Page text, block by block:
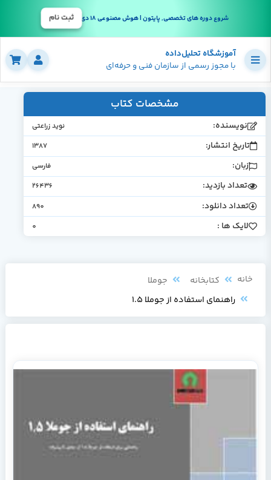
شروع دوره های تخصصی, پایتون | هوش مصنوعی 18 دی ثبت نام
آموزشگاه تحلیل‌داده
با مجوز رسمی از سازمان فنی و حرفه‌ای
مشخصات کتاب
نویسنده: نوید زراعتی
تاریخ انتشار: 1387
زبان: فارسی
تعداد بازدید: 26436
تعداد دانلود: 890
لایک ها : 0
خانه کتابخانه
جوملا
راهنمای استفاده از جوملا 1.5